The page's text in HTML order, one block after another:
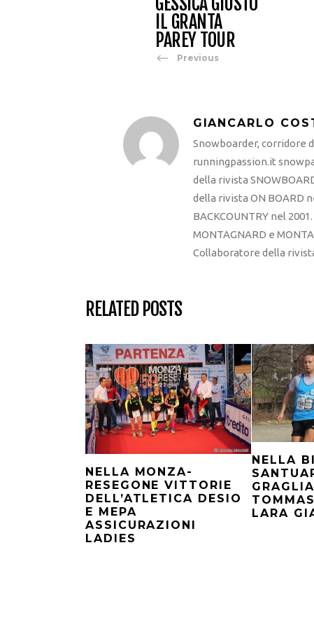
IL GRANTA
PAREY TOUR
Previous
GIANCARLO
Snowboarder, corridore
runningpassion.it
della rivista
della rivista ON BOARD
BACKCOUNTRY nel
MONTAGNARD e
Collaboratore della
RELATED POSTS
NELLA MONZA-
RESEGONE VITTORIE
DELL’ATLETICA DESIO
E MEPA
ASSICURAZIONI
LADIES
NELLA
LARA